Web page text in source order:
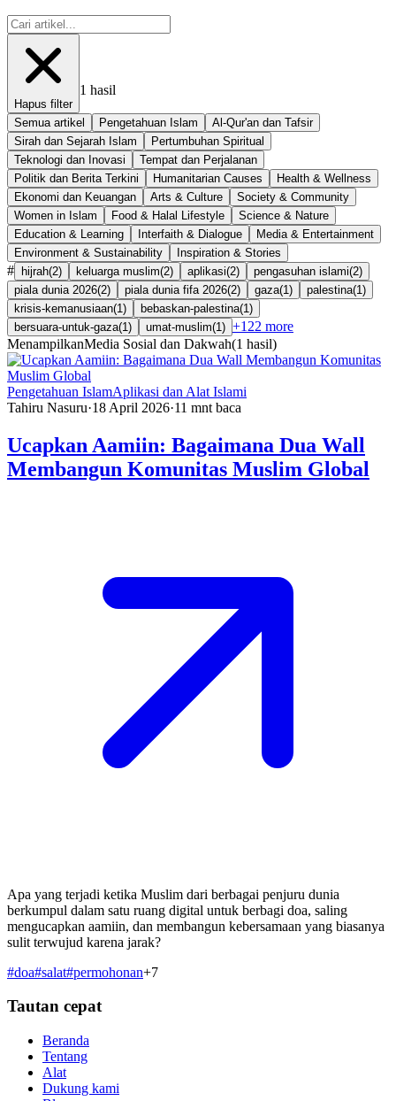
Hapus filter
1 hasil
Semua artikel Pengetahuan Islam
Al-Qur'an dan Tafsir
Sirah dan Sejarah Islam
Pertumbuhan Spiritual
Teknologi dan Inovasi
Tempat dan Perjalanan
Politik dan Berita Terkini
Humanitarian Causes
Health & Wellness
Ekonomi dan Keuangan
Arts & Culture
Society & Community
Women in Islam
Food & Halal Lifestyle
Science & Nature
Education & Learning
Interfaith & Dialogue
Media & Entertainment
Environment & Sustainability
Inspiration & Stories
# hijrah(2) keluarga muslim(2) aplikasi(2) pengasuhan islami(2)
piala dunia 2026(2) piala dunia fifa 2026(2) gaza(1 ) palestina(1 )
krisis-kemanusiaan(1 ) bebaskan-palestina(1 )
bersuara-untuk-gaza(1 ) umat-muslim(1 ) +122 more
MenampilkanMedia Sosial dan Dakwah(1 hasil)
Pengetahuan IslamAplikasi dan Alat Islami
Tahiru Nasuru·18 April 2026·11 mnt baca
Ucapkan Aamiin: Bagaimana Dua Wall
Membangun Komunitas Muslim Global
Apa yang terjadi ketika Muslim dari berbagai penjuru dunia
berkumpul dalam satu ruang digital untuk berbagi doa, saling
mengucapkan aamiin, dan membangun kebersamaan yang biasanya
sulit terwujud karena jarak?
#doa#salat#permohonan+7
Tautan cepat
Beranda
Tentang
Alat
Dukung kami